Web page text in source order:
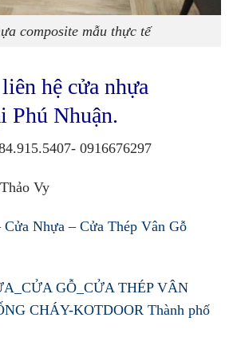
composite mẫu thực tế
hệ cửa nhựa
Phú Nhuận.
0916676297
Thảo Vy
Cửa Nhựa – Cửa Thép Vân Gỗ
GỖ_CỬA THÉP VÂN
CHÁY-KOTDOOR Thành phố